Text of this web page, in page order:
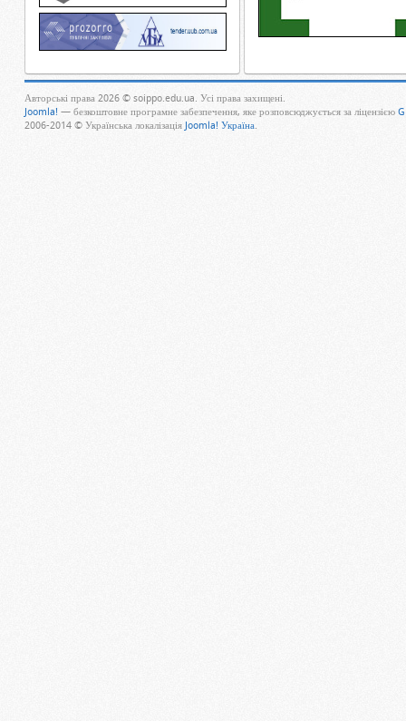
Авторські права 2026 © soippo.edu.ua. Усі права захищені.
Joomla! — безкоштовне програмне забезпечення, яке розповсюджується за ліцензією
2006-2014 © Українська локалізація Joomla! Україна.